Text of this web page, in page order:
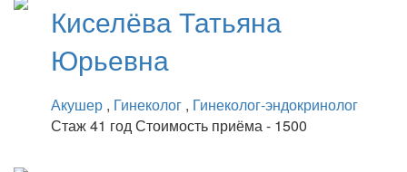
КиселёваТатьяна
Юрьевна
Акушер , Гинеколог , Гинеколог-эндокринолог
Стаж 41 год Стоимость приёма - 1500